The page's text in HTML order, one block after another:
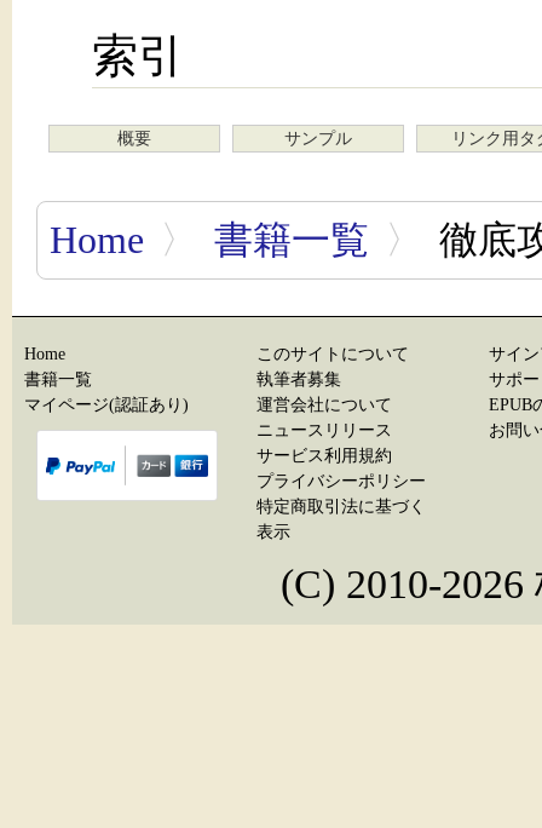
索引
概要 サンプル リンク用タ
Home 〉 書籍一覧 〉 徹底
Home
書籍一覧
マイページ(認証あり)
このサイトについて
執筆者募集
運営会社について
ニュースリリース
サービス利用規約
プライバシーポリシー
特定商取引法に基づく
表示
サイ
サポ
EPUB
お問
(C) 2010-